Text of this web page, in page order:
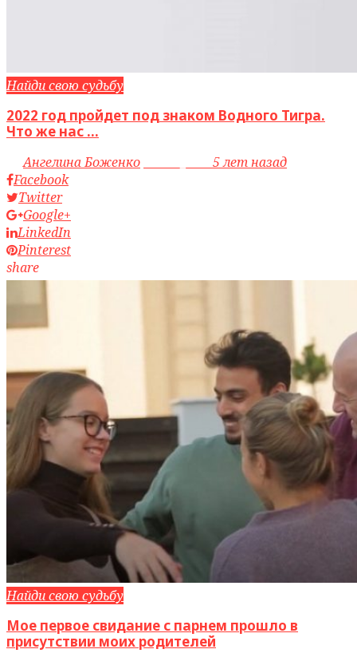
Найди свою судьбу
2022 год пройдет под знаком Водного Тигра.
Что же нас ...
byАнгелина Боженко
5 лет назад
Facebook
Twitter
Google+
LinkedIn
Pinterest
share
Найди свою судьбу
Мое первое свидание с парнем прошло в
присутствии моих родителей